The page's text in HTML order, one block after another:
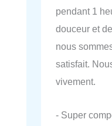
pendant 1
douceur et
nous
satisfait.
vivement.
- Super